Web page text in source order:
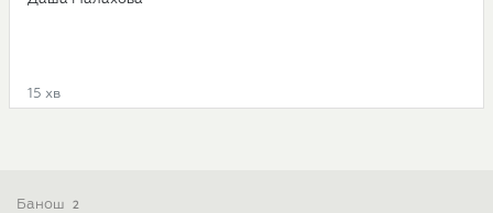
15 хв
Банош 2